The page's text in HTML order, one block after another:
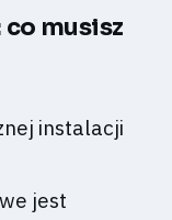
musisz
instalacji
jest